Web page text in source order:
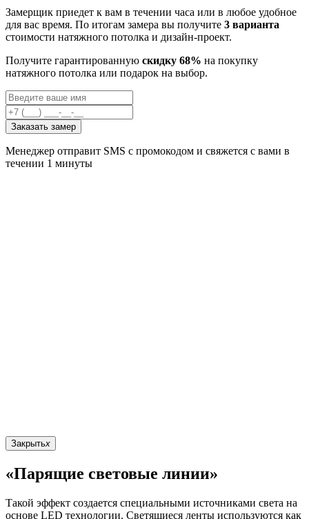
Замерщик приедет к вам в течении часа или в любое удобное
для вас время. По итогам замера вы получите 3 варианта
стоимости натяжного потолка и дизайн-проект.
Получите гарантированную скидку 68% на покупку
натяжного потолка или подарок на выбор.
Заказать замер
Менеджер отправит SMS с промокодом и свяжется с вами в
течении 1 минуты
Закрытьx
«Парящие световые линии»
Такой эффект создается специальными источниками света на
основе LED технологии. Светящиеся ленты используются как